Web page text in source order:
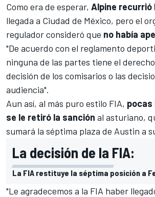
Como era de esperar, Alpine recurrió
llegada a Ciudad de México, pero el
regulador consideró que no había
"De acuerdo con el reglamento
ninguna de las partes tiene el
decisión de los comisarios o las
audiencia".
Aun así, al más puro estilo FIA, pocas
se le retiró la sanción al asturiano,
sumará la séptima plaza de Austin a
La decisión de la FIA:
La FIA restituye la séptima posición a
"Le agradecemos a la FIA haber